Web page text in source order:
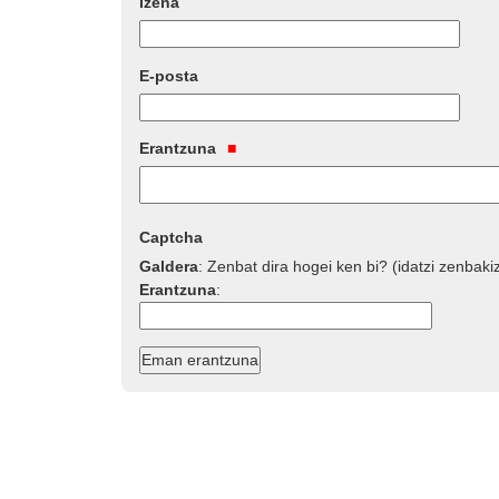
E-posta
Erantzuna
Captcha
Galdera:Zenbat dira hogei ken bi? (idatzi
Erantzuna: